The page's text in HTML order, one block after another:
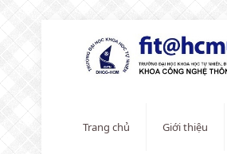
Trang chủ Giới thiệu